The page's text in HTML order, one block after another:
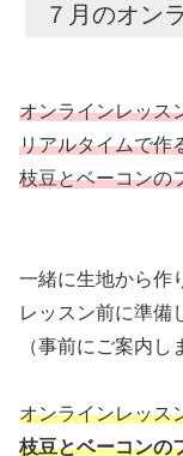
７月のオン
オンラインレッス
リアルタイムで作
枝豆とベーコンの
一緒に生地から作
レッスン前に準備
（事前にご案内し
オンラインレッス
枝豆とベーコンの